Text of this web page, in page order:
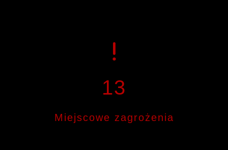
13
Miejscowe zagrożenia